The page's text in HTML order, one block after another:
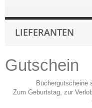
LIEFERANTEN
Gutschein
Büchergutscheine
Zum Geburtstag, zur